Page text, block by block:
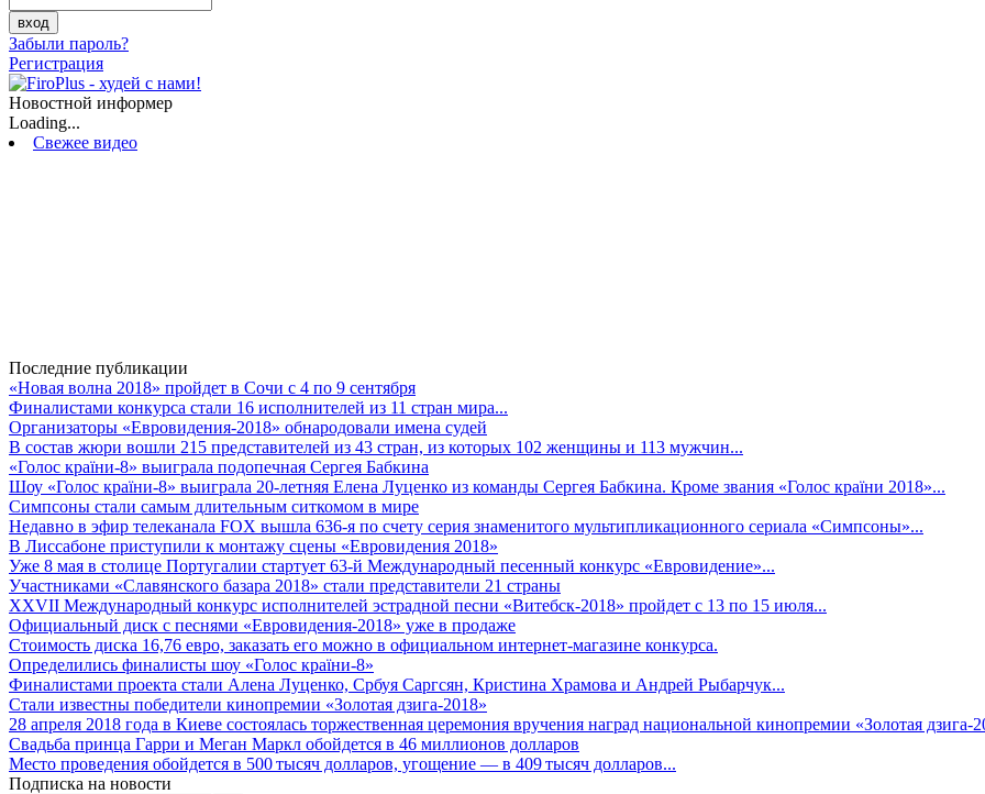
Забыли пароль?
Регистрация
Новостной информер
Loading...
Свежее видео
Последние публикации
«Новая волна 2018» пройдет в Сочи с 4 по 9 сентября
Финалистами конкурса стали 16 исполнителей из 11 стран мира...
Организаторы «Евровидения-2018» обнародовали имена судей
В состав жюри вошли 215 представителей из 43 стран, из которых 102 женщины и 113 мужчин...
«Голос країни-8» выиграла подопечная Сергея Бабкина
Шоу «Голос країни-8» выиграла 20-летняя Елена Луценко из команды Сергея Бабкина. Кроме звания «Голос країни 2018»...
Симпсоны стали самым длительным ситкомом в мире
Недавно в эфир телеканала FOX вышла 636-я по счету серия знаменитого мультипликационного сериала «Симпсоны»...
В Лиссабоне приступили к монтажу сцены «Евровидения 2018»
Уже 8 мая в столице Португалии стартует 63-й Международный песенный конкурс «Евровидение»...
Участниками «Славянского базара 2018» стали представители 21 страны
XXVII Международный конкурс исполнителей эстрадной песни «Витебск-2018» пройдет с 13 по 15 июля...
Официальный диск с песнями «Евровидения-2018» уже в продаже
Стоимость диска 16,76 евро, заказать его можно в официальном интернет-магазине конкурса.
Определились финалисты шоу «Голос країни-8»
Финалистами проекта стали Алена Луценко, Србуя Саргсян, Кристина Храмова и Андрей Рыбарчук...
Стали известны победители кинопремии «Золотая дзига-2018»
28 апреля 2018 года в Киеве состоялась торжественная церемония вручения наград национальной кинопремии «Золотая дзига-
Свадьба принца Гарри и Меган Маркл обойдется в 46 миллионов долларов
Место проведения обойдется в 500 тысяч долларов, угощение — в 409 тысяч долларов...
Подписка на новости